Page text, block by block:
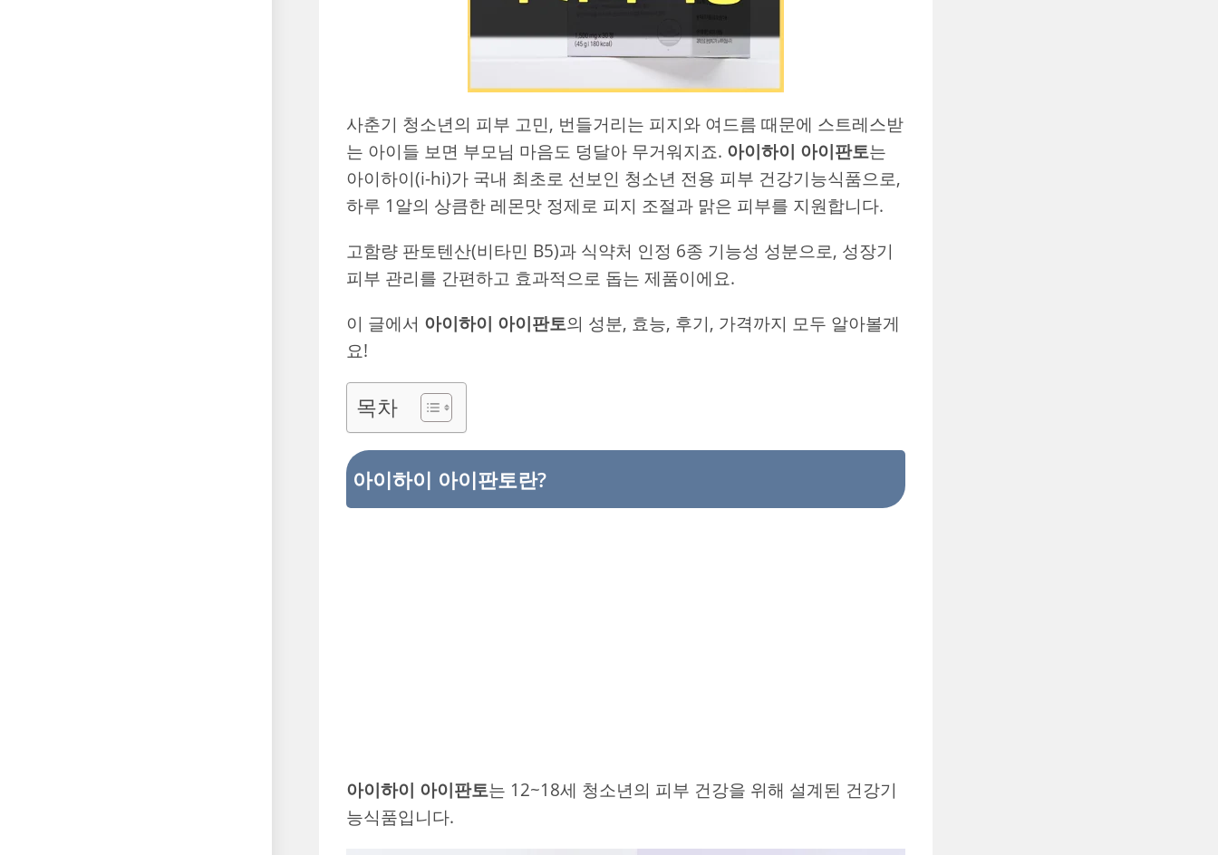
사춘기 청소년의 피부 고민, 번들거리는 피지와 여드름 때문에 스트레스받
는 아이들 보면 부모님 마음도 덩달아 무거워지죠. 아이하이 아이판토는
아이하이(i-hi)가 국내 최초로 선보인 청소년 전용 피부 건강기능식품으로,
하루 1알의 상큼한 레몬맛 정제로 피지 조절과 맑은 피부를 지원합니다.
고함량 판토텐산(비타민 B5)과 식약처 인정 6종 기능성 성분으로, 성장기
피부 관리를 간편하고 효과적으로 돕는 제품이에요.
이 글에서 아이하이 아이판토의 성분, 효능, 후기, 가격까지 모두 알아볼게
요!
목차
아이하이 아이판토란?
아이하이 아이판토는 12~18세 청소년의 피부 건강을 위해 설계된 건강기
능식품입니다.